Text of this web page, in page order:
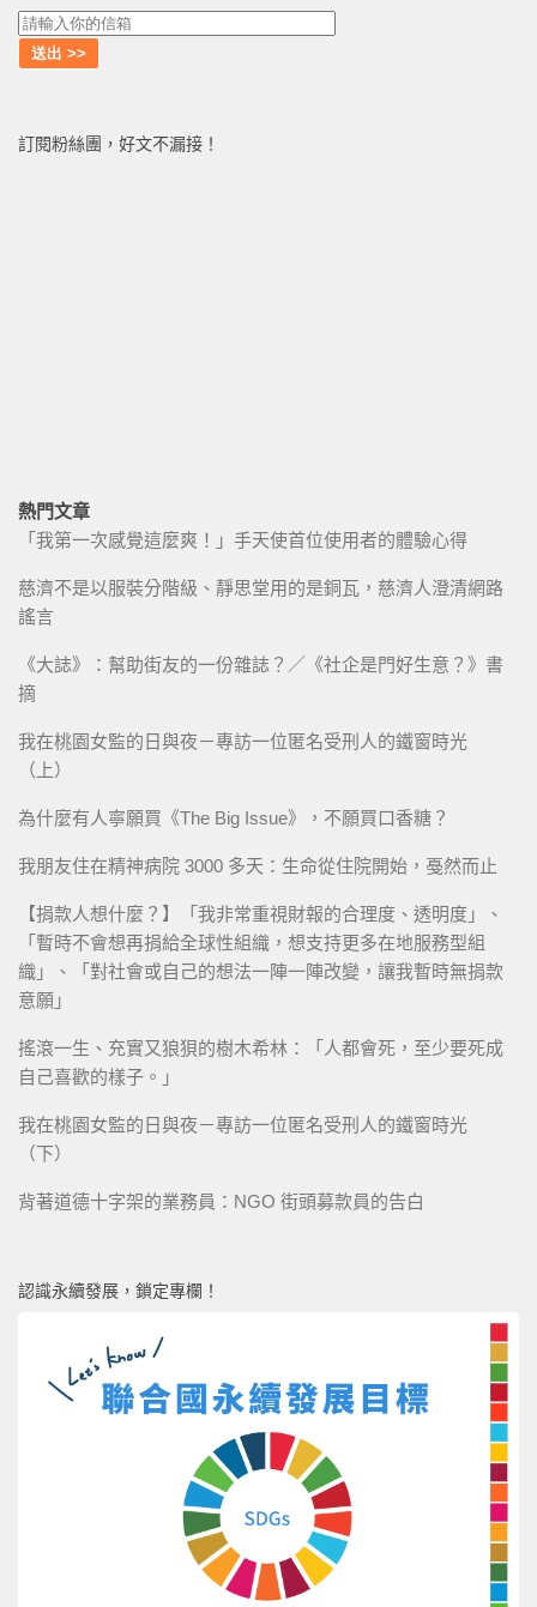
訂閱粉絲團，好文不漏接！
熱門文章
「我第一次感覺這麼爽！」手天使首位使用者的體驗心得
慈濟不是以服裝分階級、靜思堂用的是銅瓦，慈濟人澄清網路
謠言
《大誌》：幫助街友的一份雜誌？／《社企是門好生意？》書
摘
我在桃園女監的日與夜－專訪一位匿名受刑人的鐵窗時光
（上）
為什麼有人寧願買《The Big Issue》，不願買口香糖？
我朋友住在精神病院 3000 多天：生命從住院開始，戞然而止
【捐款人想什麼？】「我非常重視財報的合理度、透明度」、
「暫時不會想再捐給全球性組織，想支持更多在地服務型組
織」、「對社會或自己的想法一陣一陣改變，讓我暫時無捐款
意願」
搖滾一生、充實又狼狽的樹木希林：「人都會死，至少要死成
自己喜歡的樣子。」
我在桃園女監的日與夜－專訪一位匿名受刑人的鐵窗時光
（下）
背著道德十字架的業務員：NGO 街頭募款員的告白
認識永續發展，鎖定專欄！